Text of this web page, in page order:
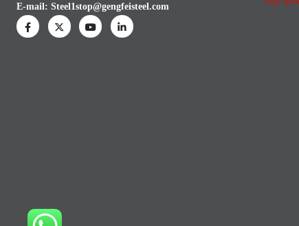
E-mail: Steel1stop@gengfeisteel.com